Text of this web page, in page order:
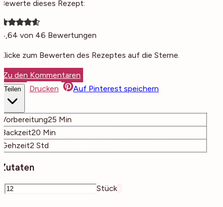
Bewerte dieses Rezept:
4,64 von 46 Bewertungen
Klicke zum Bewerten des Rezeptes auf die Sterne.
Zu den Kommentaren
Teilen Drucken Auf Pinterest speichern
Vorbereitung25 Minuten
Min
Backzeit20 Minuten
Min
Gehzeit2 Stunden
Std
Zutaten
Stück